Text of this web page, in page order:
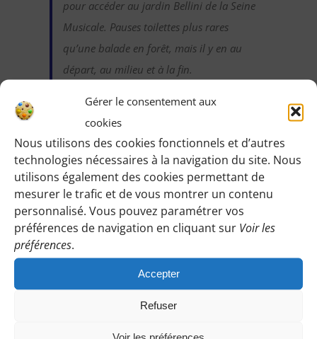
Gérer le consentement aux
cookies
Nous utilisons des cookies fonctionnels et d’autres
technologies nécessaires à la navigation du site. Nous
utilisons également des cookies permettant de
mesurer le trafic et de vous montrer un contenu
personnalisé. Vous pouvez paramétrer vos
préférences de navigation en cliquant sur Voir les
préférences.
Accepter
Refuser
pour accéder au jardin Bellini de la Seine
Musicale. Pauses toilettes plus rares
qu’une balade en forêt, mais il y en au
départ, au milieu et à la fin.
Identifiez-vous pour voir les détails de
cette randonnée:
Une fois identifiée en tant qu’adhérente,
vous pourrez accéder à toutes les
informations de rendez-vous, horaires,
lieux, etc.